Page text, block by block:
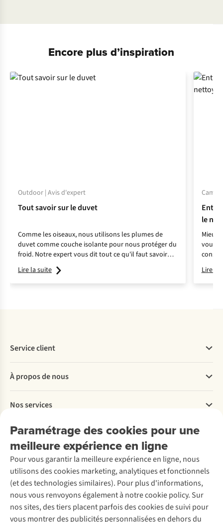
Encore plus d’inspiration
Outdoor | Avis d'expert
Tout savoir sur le duvet
Comme les oiseaux, nous utilisons les plumes de
duvet comme couche isolante pour nous protéger du
froid. Notre expert vous dit tout ce qu'il faut savoir
sur ce remède miracle pour passer l'hiver au chaud !
Lire la suite
le
Mieux
vous
durée
pleine
Lire la
Paramétrage des cookies pour une
meilleure expérience en ligne
Pour vous garantir la meilleure expérience en ligne, nous
utilisons des cookies marketing, analytiques et fonctionnels
(et des technologies similaires). Pour plus d'informations,
nous vous renvoyons également à notre cookie policy. Sur
nos sites, des tiers placent parfois des cookies de suivi pour
vous montrer des publicités personnalisées en dehors du
Service client
Commander
Payer
Livraison
Rétractation d'une commande
Entretien & réparations
Garantie
Contactez-nous
À propos de nous
Explore More
À propos d’Ayacucho
Nos magasins
À propos d’A.S.Adventure
Déclaration d'accessibilité
Nos services
Location / Location sports d’hiver
Entretien de ski
Service de lavage
Entretien de chaussures
Réparation de chaussures
Réparation de vêtements
Retouches
Découvrez
A.S.Magazine
Explore Camp
Gear Check
Expertise & conseils
Abonnez-vous à la newsletter